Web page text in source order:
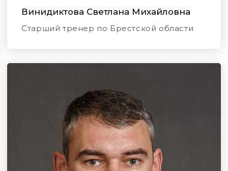
Винидиктова Светлана Михайловна
Старший тренер по Брестской области